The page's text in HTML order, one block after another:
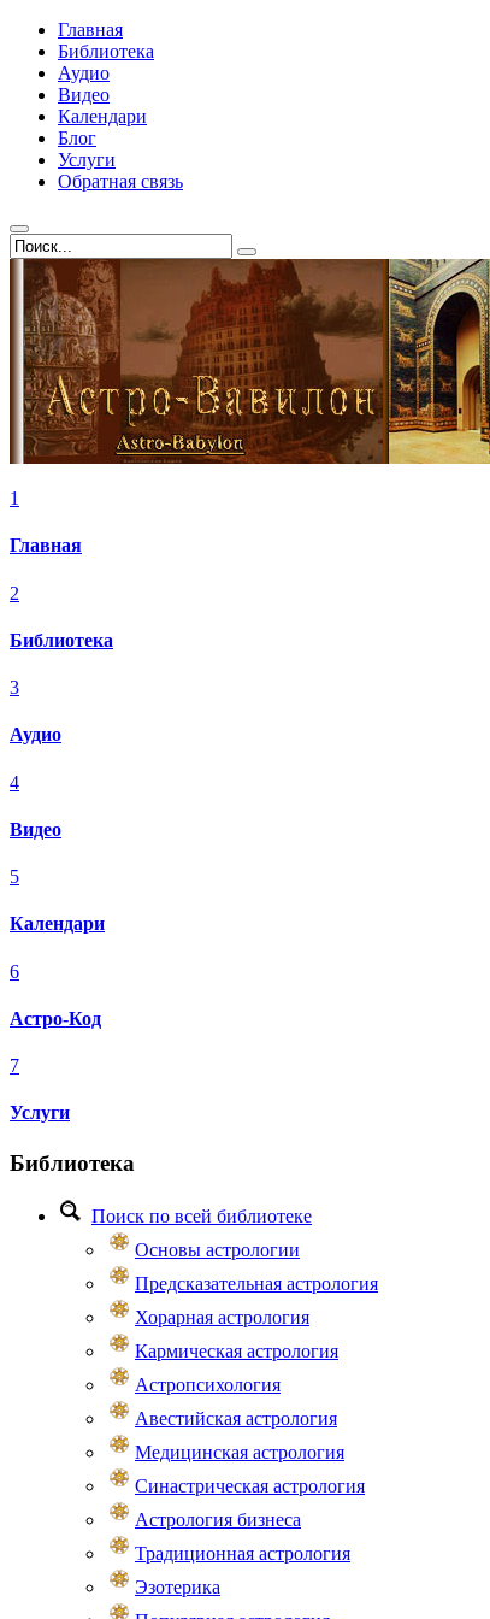
Главная
Библиотека
Аудио
Видео
Календари
Блог
Услуги
Обратная связь
1
Главная
2
Библиотека
3
Аудио
4
Видео
5
Календари
6
Астро-Код
7
Услуги
Библиотека
Поиск по всей библиотеке
Основы астрологии
Предсказательная астрология
Хорарная астрология
Кармическая астрология
Астропсихология
Авестийская астрология
Медицинская астрология
Синастрическая астрология
Астрология бизнеса
Традиционная астрология
Эзотерика